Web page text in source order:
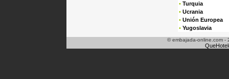
• Turquia
• Ucrania
• Unión Europea
• Yugoslavia
© embajada-online.com -